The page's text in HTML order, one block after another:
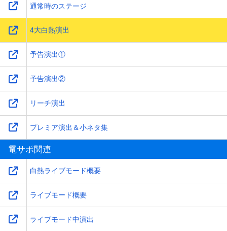
通常時のステージ
4大白熱演出
予告演出①
予告演出②
リーチ演出
プレミア演出＆小ネタ集
電サポ関連
白熱ライブモード概要
ライブモード概要
ライブモード中演出